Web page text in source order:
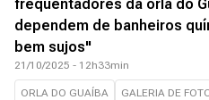
frequentadores da orla do
dependem de banheiros
bem sujos"
21/10/2025 - 12h33min
ORLA DO GUAÍBA GALERIA DE